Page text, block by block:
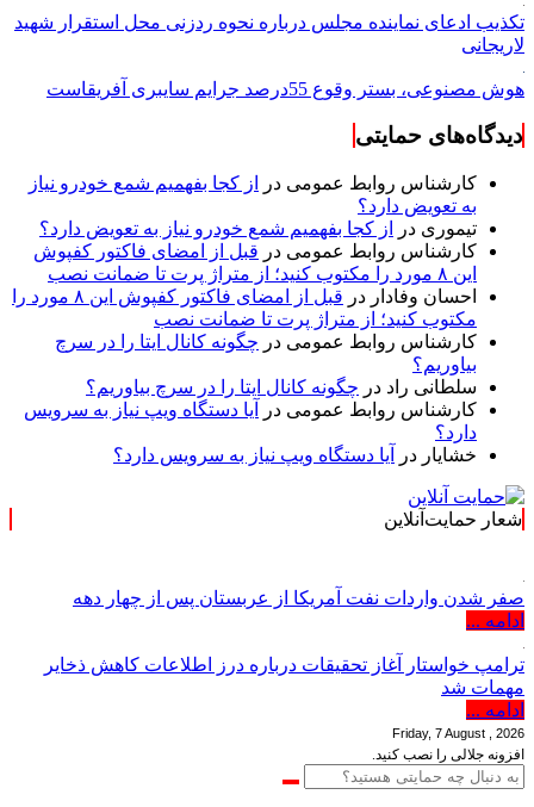
تکذیب ادعای نماینده مجلس درباره نحوه ردزنی محل استقرار شهید
لاریجانی
هوش مصنوعی، بستر وقوع 55درصد جرایم سایبری آفریقاست
دیدگاه‌های حمایتی
کارشناس روابط عمومی در
از کجا بفهمیم شمع خودرو نیاز
به تعویض دارد؟
تیموری در
از کجا بفهمیم شمع خودرو نیاز به تعویض دارد؟
کارشناس روابط عمومی در قبل از امضای فاکتور کفپوش
این ۸ مورد را مکتوب کنید؛ از متراژ پرت تا ضمانت نصب
احسان وفادار در
قبل از امضای فاکتور کفپوش این ۸ مورد را
مکتوب کنید؛ از متراژ پرت تا ضمانت نصب
کارشناس روابط عمومی در چگونه کانال ایتا را در سرچ
بیاوریم؟
سلطانی راد در چگونه کانال ایتا را در سرچ بیاوریم؟
کارشناس روابط عمومی در
آیا دستگاه ویپ نیاز به سرویس
دارد؟
خشایار در آیا دستگاه ویپ نیاز به سرویس دارد؟
شعار حمایت‌آنلاین
صفر شدن واردات نفت آمریکا از عربستان پس از چهار دهه
ادامه ...
ترامپ خواستار آغاز تحقیقات درباره درز اطلاعات کاهش ذخایر
مهمات شد
ادامه ...
Friday, 7 August , 2026
افزونه جلالی را نصب کنید.